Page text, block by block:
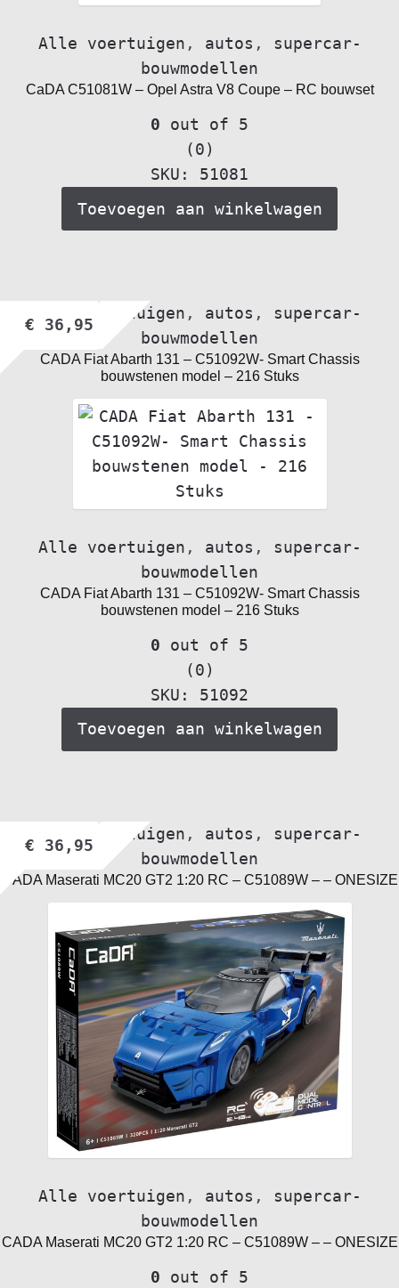
Alle voertuigen , autos , supercar-
bouwmodellen
CaDA C51081W – Opel Astra V8 Coupe – RC bouwset
0 out of 5
(0)
SKU: 51081
Toevoegen aan winkelwagen
Alle voertuigen , autos , supercar-
bouwmodellen
CADA Fiat Abarth 131 – C51092W- Smart Chassis
bouwstenen model – 216 Stuks
Alle voertuigen , autos , supercar-
bouwmodellen
CADA Fiat Abarth 131 – C51092W- Smart Chassis
bouwstenen model – 216 Stuks
0 out of 5
(0)
SKU: 51092
€ 36,95
Toevoegen aan winkelwagen
Alle voertuigen , autos , supercar-
bouwmodellen
CADA Maserati MC20 GT2 1:20 RC – C51089W – – ONESIZE
Alle voertuigen , autos , supercar-
bouwmodellen
CADA Maserati MC20 GT2 1:20 RC – C51089W – – ONESIZE
0 out of 5
€ 36,95